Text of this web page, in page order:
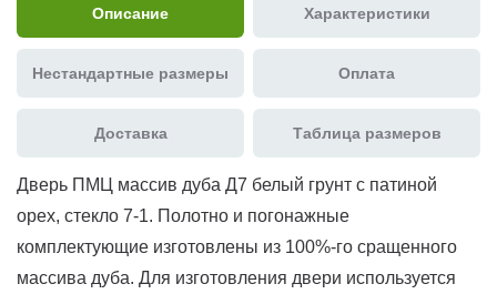
Описание Характеристики
Нестандартные размеры Оплата
Доставка Таблица размеров
Дверь ПМЦ массив дуба Д7 белый грунт с патиной
орех, стекло 7-1. Полотно и погонажные
комплектующие изготовлены из 100%-го сращенного
массива дуба. Для изготовления двери используется